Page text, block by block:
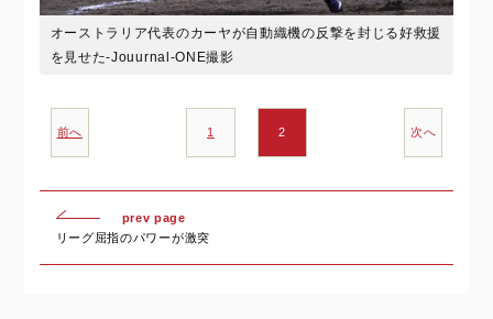
オーストラリア代表のカーヤが自動織機の反撃を封じる好救援
を見せた-Jouurnal-ONE撮影
前へ 1 2 次へ
prev page
リーグ屈指のパワーが激突